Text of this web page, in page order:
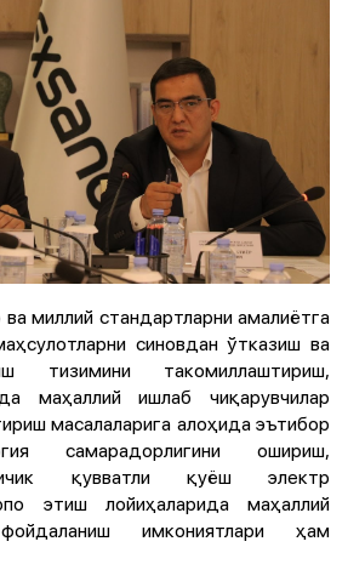
миллий стандартларни амалиётга
синовдан ўтказиш ва
тизимини такомиллаштириш,
маҳаллий ишлаб чиқарувчилар
масалаларига алоҳида эътибор
самарадорлигини ошириш,
қувватли қуёш электр
этиш лойиҳаларида маҳаллий
имкониятлари ҳам